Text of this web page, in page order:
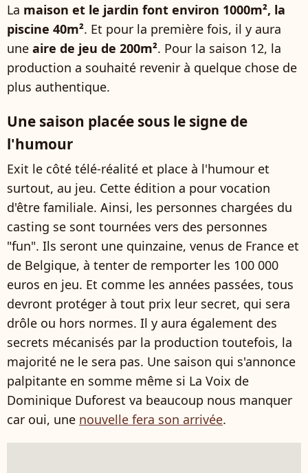
La maison et le jardin font environ 1000m², la
piscine 40m². Et pour la première fois, il y aura
une aire de jeu de 200m². Pour la saison 12, la
production a souhaité revenir à quelque chose de
plus authentique.
Une saison placée sous le signe de
l'humour
Exit le côté télé-réalité et place à l'humour et
surtout, au jeu. Cette édition a pour vocation
d'être familiale. Ainsi, les personnes chargées du
casting se sont tournées vers des personnes
"fun". Ils seront une quinzaine, venus de France et
de Belgique, à tenter de remporter les 100 000
euros en jeu. Et comme les années passées, tous
devront protéger à tout prix leur secret, qui sera
drôle ou hors normes. Il y aura également des
secrets mécanisés par la production toutefois, la
majorité ne le sera pas. Une saison qui s'annonce
palpitante en somme même si La Voix de
Dominique Duforest va beaucoup nous manquer
car oui, une nouvelle fera son arrivée.